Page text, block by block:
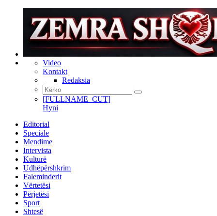
Video
Kontakt
Redaksia
[FULLNAME_CUT]
Hyni
Editorial
Speciale
Mendime
Intervista
Kulturë
Udhëpërshkrim
Faleminderit
Vërtetësi
Përjetësi
Sport
Shtesë